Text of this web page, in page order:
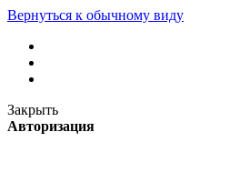
Вернуться к обычному виду
Закрыть
Авторизация